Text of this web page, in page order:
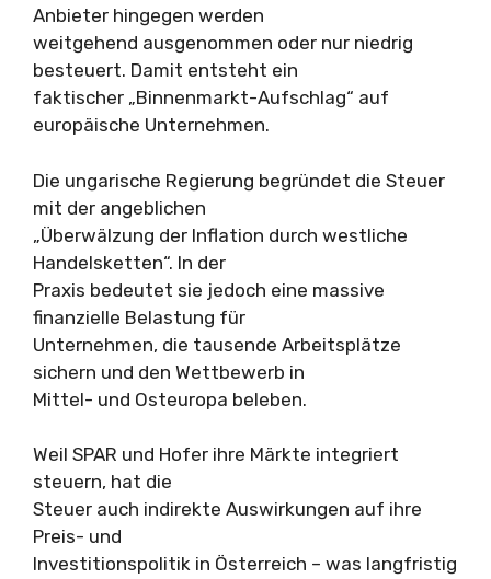
Anbieter hingegen werden
weitgehend ausgenommen oder nur niedrig
besteuert. Damit entsteht ein
faktischer „Binnenmarkt-Aufschlag“ auf
europäische Unternehmen.
Die ungarische Regierung begründet die Steuer
mit der angeblichen
„Überwälzung der Inflation durch westliche
Handelsketten“. In der
Praxis bedeutet sie jedoch eine massive
finanzielle Belastung für
Unternehmen, die tausende Arbeitsplätze
sichern und den Wettbewerb in
Mittel- und Osteuropa beleben.
Weil SPAR und Hofer ihre Märkte integriert
steuern, hat die
Steuer auch indirekte Auswirkungen auf ihre
Preis- und
Investitionspolitik in Österreich – was langfristig